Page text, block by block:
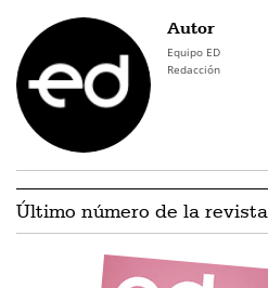
Autor
Equipo ED
Redacción
Último número de la revista